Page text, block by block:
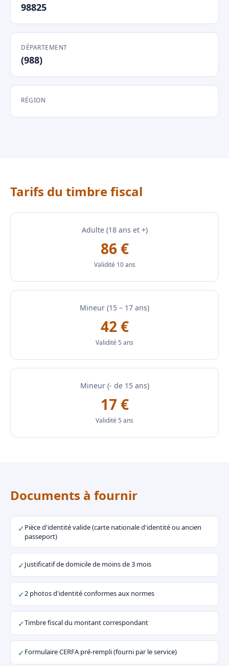
98825
DÉPARTEMENT
(988)
RÉGION
Tarifs du timbre fiscal
Adulte (18 ans et +)
86 €
Validité 10 ans
Mineur (15 – 17 ans)
42 €
Validité 5 ans
Mineur (- de 15 ans)
17 €
Validité 5 ans
Documents à fournir
✓ Pièce d'identité valide (carte nationale d'identité ou ancien
passeport)
✓Justificatif de domicile de moins de 3 mois
✓2 photos d'identité conformes aux normes
✓Timbre fiscal du montant correspondant
✓ Formulaire CERFA pré-rempli (fourni par le service)